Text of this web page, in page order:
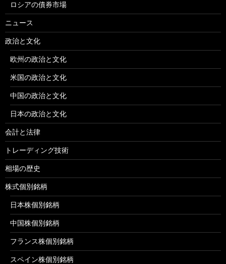
ロシアの債券市場
ニュース
政治と文化
欧州の政治と文化
米国の政治と文化
中国の政治と文化
日本の政治と文化
会計と法律
トレーディング技術
相場の歴史
株式個別銘柄
日本株個別銘柄
中国株個別銘柄
フランス株個別銘柄
スペイン株個別銘柄